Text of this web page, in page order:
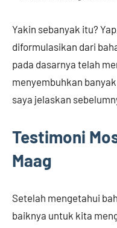
Yakin sebanyak itu?
diformulasikan dari
pada dasarnya telah
menyembuhkan
saya jelaskan
Testimoni
Maag
Setelah mengetahui
baiknya untuk kita